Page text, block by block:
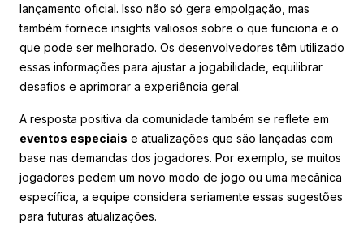
lançamento oficial. Isso não só gera empolgação, mas
também fornece insights valiosos sobre o que funciona e o
que pode ser melhorado. Os desenvolvedores têm utilizado
essas informações para ajustar a jogabilidade, equilibrar
desafios e aprimorar a experiência geral.
A resposta positiva da comunidade também se reflete em
eventos especiais e atualizações que são lançadas com
base nas demandas dos jogadores. Por exemplo, se muitos
jogadores pedem um novo modo de jogo ou uma mecânica
específica, a equipe considera seriamente essas sugestões
para futuras atualizações.